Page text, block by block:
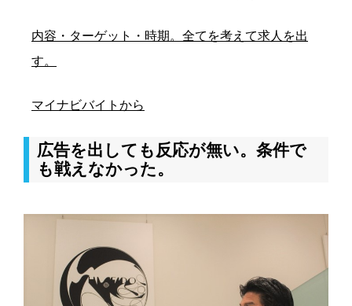
内容・ターゲット・時期。全てを考えて求人を出
す。
マイナビバイトから
広告を出しても反応が無い。条件で
も戦えなかった。